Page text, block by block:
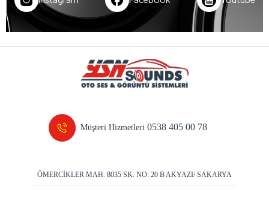
Müşteri Hizmetleri0538 405 00 78
ÖMERCİKLER MAH. 8035 SK. NO: 20 B AKYAZI/ SAKARYA